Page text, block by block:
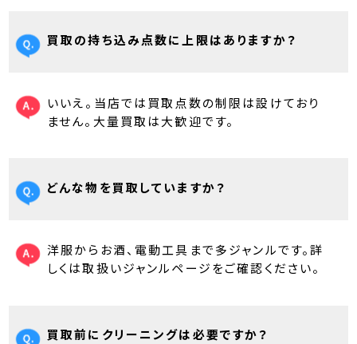
買取の持ち込み点数に上限はありますか？
いいえ。当店では買取点数の制限は設けており
ません。大量買取は大歓迎です。
どんな物を買取していますか？
洋服からお酒、電動工具まで多ジャンルです。詳
しくは取扱いジャンルページをご確認ください。
買取前にクリーニングは必要ですか？